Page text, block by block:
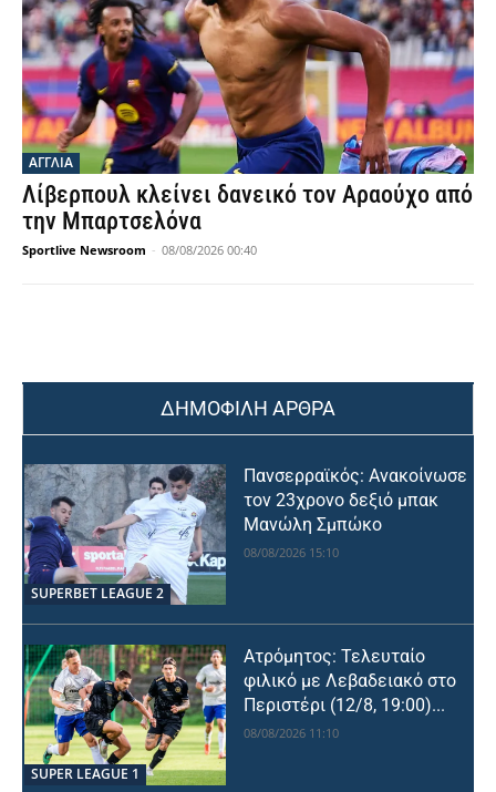
ΑΓΓΛΙΑ
Λίβερπουλ κλείνει δανεικό τον Αραούχο από
την Μπαρτσελόνα
Sportlive Newsroom - 08/08/2026 00:40
ΔΗΜΟΦΙΛΗ ΑΡΘΡΑ
SUPERBET LEAGUE 2
Πανσερραϊκός: Ανακοίνωσε
τον 23χρονο δεξιό μπακ
Μανώλη Σμπώκο
08/08/2026 15:10
SUPER LEAGUE 1
Ατρόμητος: Τελευταίο
φιλικό με Λεβαδειακό στο
Περιστέρι (12/8, 19:00)...
08/08/2026 11:10